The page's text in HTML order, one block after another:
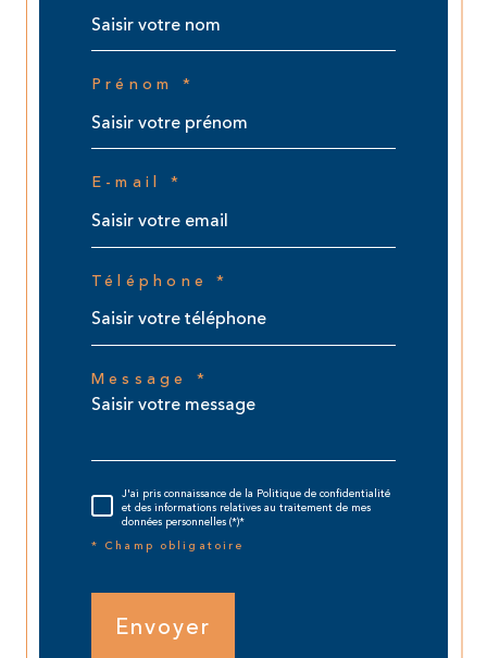
Prénom *
E-mail *
Téléphone *
Message *
J'ai pris connaissance de la Politique de confidentialité
et des informations relatives au traitement de mes
données personnelles (*)*
* Champ obligatoire
Envoyer